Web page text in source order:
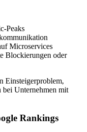
Peaks
Microservices
Blockierungen oder
Einsteigerproblem,
bei Unternehmen mit
Rankings